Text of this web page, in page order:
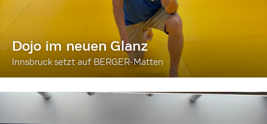
Dojo im neuen Glanz
Innsbruck setzt auf BERGER-Matten